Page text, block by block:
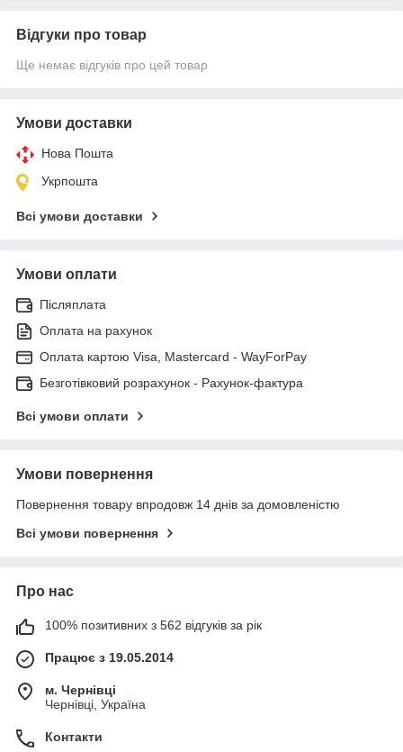
Відгуки про товар
Ще немає відгуків про цей товар
Умови доставки
Нова Пошта
Укрпошта
Всі умови доставки
Умови оплати
Післяплата
Оплата на рахунок
Оплата картою Visa, Mastercard - WayForPay
Безготівковий розрахунок - Рахунок-фактура
Всі умови оплати
Умови повернення
Повернення товару впродовж 14 днів за домовленістю
Всі умови повернення
Про нас
100% позитивних з 562 відгуків за рік
Працює з 19.05.2014
м. Чернівці
Чернівці, Україна
Контакти